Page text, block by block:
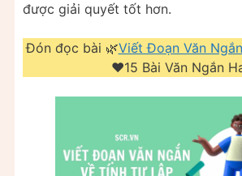
được giải quyết tốt hơn.
Đón đọc bài 🌿Viết Đoạn Văn
❤️️15 Bài Văn Ngắn